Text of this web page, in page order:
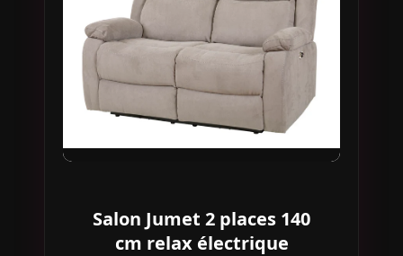
Salon Jumet 2 places 140
cm relax électrique